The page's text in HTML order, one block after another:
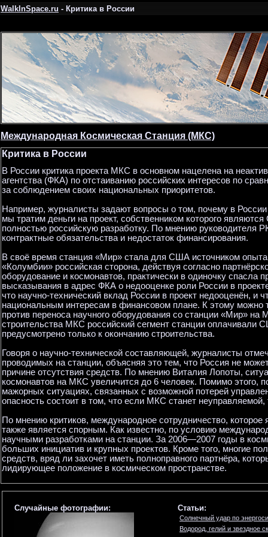
WalkInSpace.ru- Критика в России
Международная Космическая Станция (МКС)
Критика в России
В России критика проекта МКС в основном нацелена на
агентства (ФКА) по отстаиванию российских интересов по
за соблюдением своих национальных приоритетов.
Например, журналисты задают вопросы о том, почему в
мы тратим деньги на проект, собственником которого
полностью российскую разработку. По мнению руководителя
контрактные обязательства и недостаток финансирования.
В своё время станция «Мир» стала для США источником
«Колумбии» российская сторона, действуя согласно
оборудование и космонавтов, практически в одиночку спасла
высказывания в адрес ФКА о недооценке роли России в
что научно-технический вклад России в проект недооценён,
национальным интересам в финансовом плане. К этому можно
против переноса научного оборудования со станции «Мир»
строительства МКС российский сегмент станции оплачивали
предусмотрено только к окончанию строительства.
Говоря о научно-технической составляющей, журналисты
проводимых на станции, объясняя это тем, что Россия не
причине отсутствия средств. По мнению Виталия Лопоты,
космонавтов на МКС увеличится до 6 человек. Помимо этого,
мажорных ситуациях, связанных с возможной потерей
опасность состоит в том, что если МКС станет
По мнению критиков, международное сотрудничество,
также является спорным. Как известно, по условию
научными разработками на станции. За 2006—2007 годы в
больших инициатив и крупных проектов. Кроме того, многие
средств, вряд ли захочет иметь полноправного партнёра,
лидирующее положение в космическом пространстве.
Случайные фотографии: Статьи:
Солнечный удар по
Водород, гелий и звездное